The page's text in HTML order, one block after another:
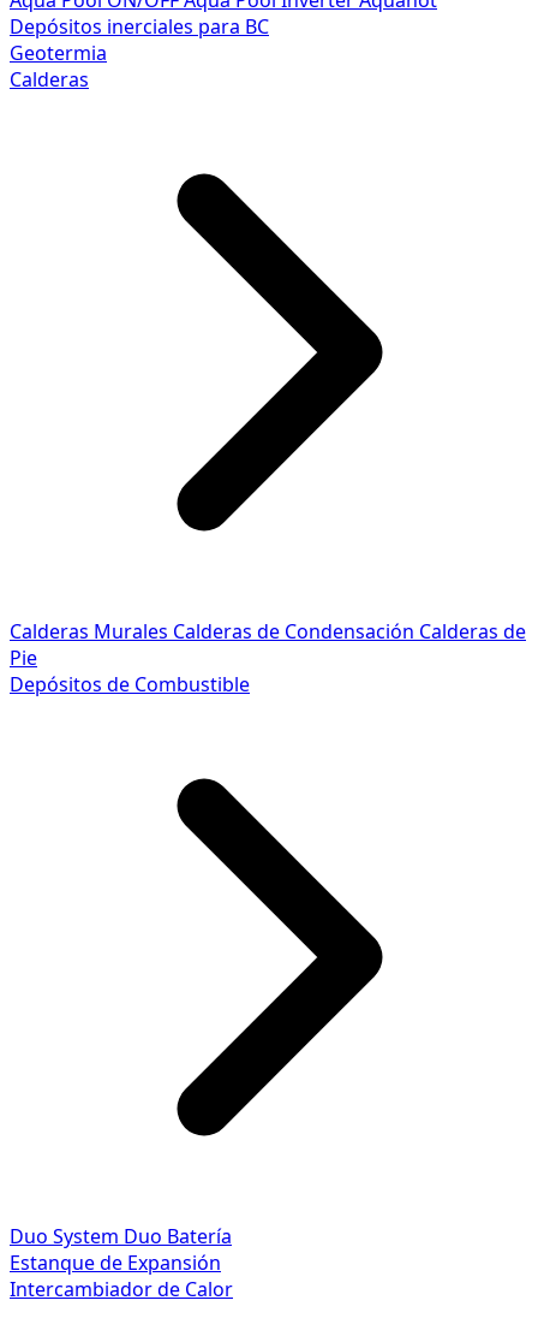
Depósitos inerciales para BC
Geotermia
Calderas
Calderas Murales Calderas de Condensación Calderas de
Pie
Depósitos de Combustible
Duo System Duo Batería
Estanque de Expansión
Intercambiador de Calor